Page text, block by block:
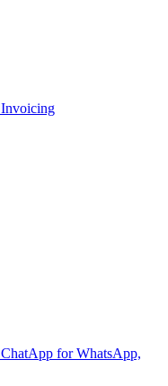
Invoicing
ChatApp for WhatsApp,